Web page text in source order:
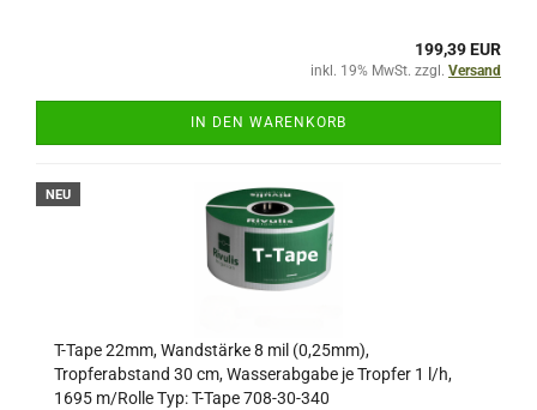
199,39 EUR
inkl. 19% MwSt. zzgl. Versand
IN DEN WARENKORB
NEU
T-Tape 22mm, Wandstärke 8 mil (0,25mm),
Tropferabstand 30 cm, Wasserabgabe je Tropfer 1 l/h,
1695 m/Rolle Typ: T-Tape 708-30-340